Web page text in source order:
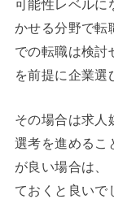
可能性レベルに
かせる分野で転
での転職は検討
を前提に企業選
その場合は求人
選考を進めるこ
が良い場合は、
ておくと良いで